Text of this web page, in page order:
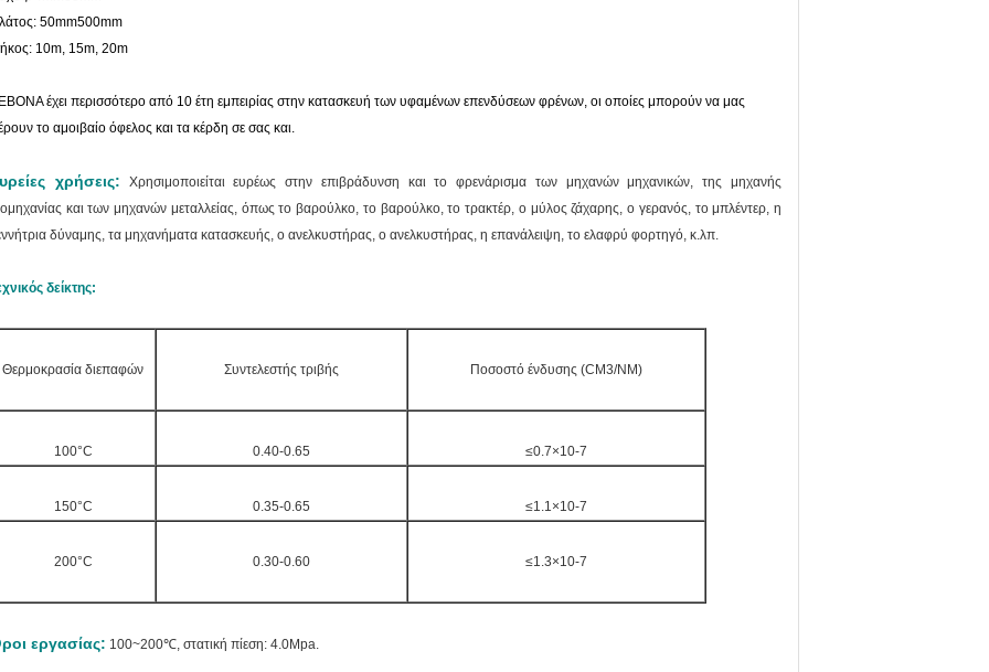
50mm500mm
10m, 15m, 20m
έχει περισσότερο από 10 έτη εμπειρίας στην κατασκευή των υφαμένων επενδύσεων φρένων, οι οποίες μπορούν να μας
το αμοιβαίο όφελος και τα κέρδη σε σας και.
χρήσεις:
Χρησιμοποιείται ευρέως στην επιβράδυνση και το φρενάρισμα των μηχανών μηχανικών, της μηχανής
και των μηχανών μεταλλείας, όπως το βαρούλκο, το βαρούλκο, το τρακτέρ, ο μύλος ζάχαρης, ο γερανός, το μπλέντερ, η
δύναμης, τα μηχανήματα κατασκευής, ο ανελκυστήρας, ο ανελκυστήρας, η επανάλειψη, το ελαφρύ φορτηγό, κ.λπ.
δείκτης:
Θερμοκρασία διεπαφών Συντελεστής τριβής Ποσοστό ένδυσης (CM3/NM)
100°C 0.40-0.65 ≤0.7×10-7
150°C 0.35-0.65 ≤1.1×10-7
200°C 0.30-0.60 ≤1.3×10-7
εργασίας: 100~200℃, στατική πίεση: 4.0Mpa.